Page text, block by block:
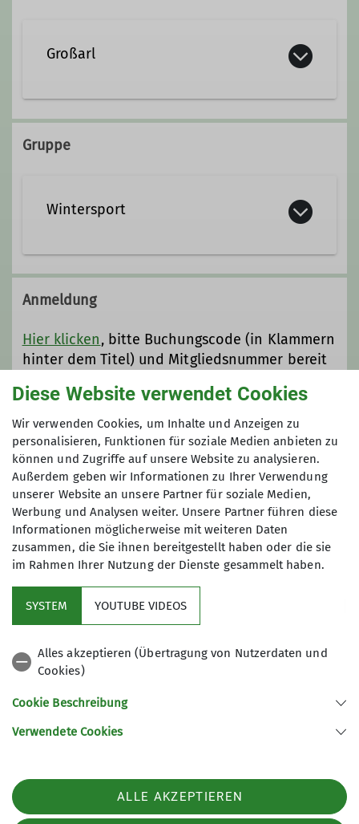
Großarl
Gruppe
Wintersport
Der Bereich Wintersport umfasst zum
Beispiel das Schneeschuhgehen, Ski
alpin und Skitouren. Mehrheitlich sind
wir in den Alpen unterwegs.
Anmeldung
Hier klicken, bitte Buchungscode (in Klammern
hinter dem Titel) und Mitgliedsnummer bereit
Anmeldung ab / bis
14.11.2024 / 30.11.2024
Maximale Teilnehmeranzahl
8
Aktuelles
Sektion Ludwigshafen am Rhein des Deutschen Alpenvereins e.V.
Bleichstr. 19
67061 Ludwigshafen
Diese Website verwendet Cookies
Wir verwenden Cookies, um Inhalte und Anzeigen zu
personalisieren, Funktionen für soziale Medien anbieten zu
können und Zugriffe auf unsere Website zu analysieren.
Außerdem geben wir Informationen zu Ihrer Verwendung
unserer Website an unsere Partner für soziale Medien,
Werbung und Analysen weiter. Unsere Partner führen diese
Informationen möglicherweise mit weiteren Daten
zusammen, die Sie ihnen bereitgestellt haben oder die sie
im Rahmen Ihrer Nutzung der Dienste gesammelt haben.
SYSTEM YOUTUBE VIDEOS
Alles akzeptieren (Übertragung von Nutzerdaten und
Cookies)
Cookie Beschreibung
Verwendete Cookies
ALLE AKZEPTIEREN